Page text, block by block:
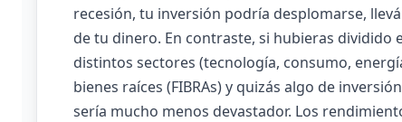
recesión, tu inversión podría desplomarse,
de tu dinero. En contraste, si hubieras dividido
distintos sectores (tecnología, consumo,
bienes raíces (FIBRAs) y quizás algo de
sería mucho menos devastador. Los